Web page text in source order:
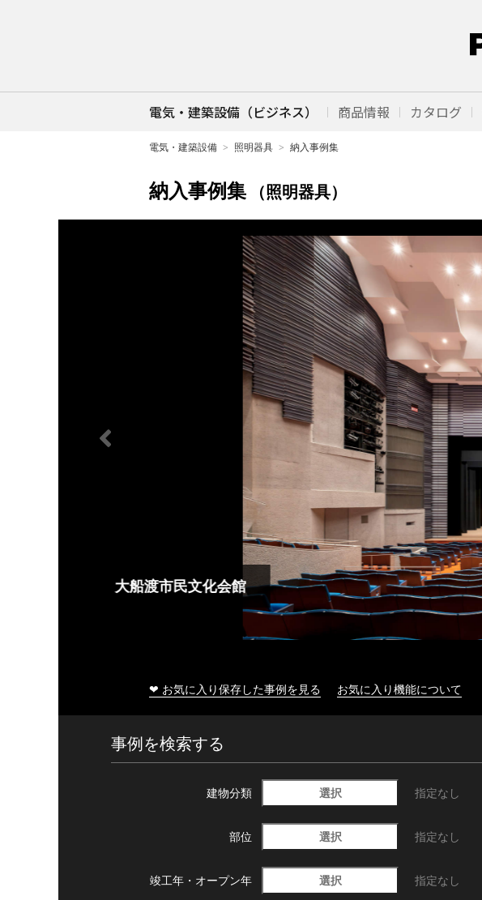
電気・建築設備（ビジネス） 商品情報 カタログ
電気・建築設備 照明器具 納入事例集
納入事例集 （照明器具）
大船渡市民文化会館
❤ お気に入り保存した事例を見る お気に入り機能について
事例を検索する
建物分類 選択 指定なし
部位 選択 指定なし
竣工年・ オープン年 選択 指定なし